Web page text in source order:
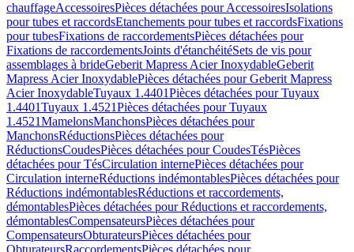
chauffageAccessoiresPièces détachées pour AccessoiresIsolations
pour tubes et raccordsEtanchements pour tubes et raccordsFixations
pour tubesFixations de raccordementsPièces détachées pour
Fixations de raccordementsJoints d'étanchéitéSets de vis pour
assemblages à brideGeberit Mapress Acier InoxydableGeberit
Mapress Acier InoxydablePièces détachées pour Geberit Mapress
Acier InoxydableTuyaux 1.4401Pièces détachées pour Tuyaux
1.4401Tuyaux 1.4521Pièces détachées pour Tuyaux
1.4521MamelonsManchonsPièces détachées pour
ManchonsRéductionsPièces détachées pour
RéductionsCoudesPièces détachées pour CoudesTésPièces
détachées pour TésCirculation internePièces détachées pour
Circulation interneRéductions indémontablesPièces détachées pour
Réductions indémontablesRéductions et raccordements,
démontablesPièces détachées pour Réductions et raccordements,
démontablesCompensateursPièces détachées pour
CompensateursObturateursPièces détachées pour
ObturateursRaccordementsPièces détachées pour